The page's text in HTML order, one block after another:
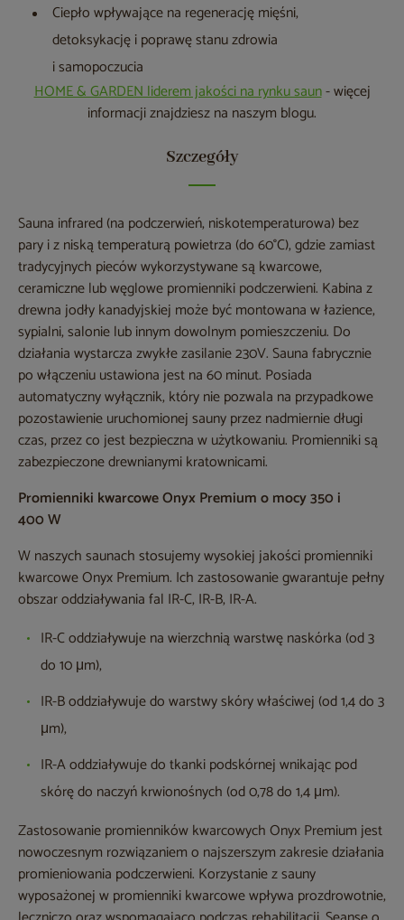
Ciepło wpływające na regenerację mięśni,
detoksykację i poprawę stanu zdrowia
i samopoczucia
HOME & GARDEN liderem jakości na rynku saun- więcej
informacji znajdziesz na naszym blogu.
Szczegóły
Sauna infrared (na podczerwień, niskotemperaturowa) bez
pary i z niską temperaturą powietrza (do 60°C), gdzie zamiast
tradycyjnych pieców wykorzystywane są kwarcowe,
ceramiczne lub węglowe promienniki podczerwieni. Kabina z
drewna jodły kanadyjskiej może być montowana w łazience,
sypialni, salonie lub innym dowolnym pomieszczeniu. Do
działania wystarcza zwykłe zasilanie 230V. Sauna fabrycznie
po włączeniu ustawiona jest na 60 minut. Posiada
automatyczny wyłącznik, który nie pozwala na przypadkowe
pozostawienie uruchomionej sauny przez nadmiernie długi
czas, przez co jest bezpieczna w użytkowaniu. Promienniki są
zabezpieczone drewnianymi kratownicami.
Promienniki kwarcowe Onyx Premium o mocy 350 i
400 W
W naszych saunach stosujemy wysokiej jakości promienniki
kwarcowe Onyx Premium. Ich zastosowanie gwarantuje pełny
obszar oddziaływania fal IR-C, IR-B, IR-A.
IR-C oddziaływuje na wierzchnią warstwę naskórka (od 3
do 10 μm),
IR-B oddziaływuje do warstwy skóry właściwej (od 1,4 do 3
μm),
IR-A oddziaływuje do tkanki podskórnej wnikając pod
skórę do naczyń krwionośnych (od 0,78 do 1,4 μm).
Zastosowanie promienników kwarcowych Onyx Premium jest
nowoczesnym rozwiązaniem o najszerszym zakresie działania
promieniowania podczerwieni. Korzystanie z sauny
wyposażonej w promienniki kwarcowe wpływa prozdrowotnie,